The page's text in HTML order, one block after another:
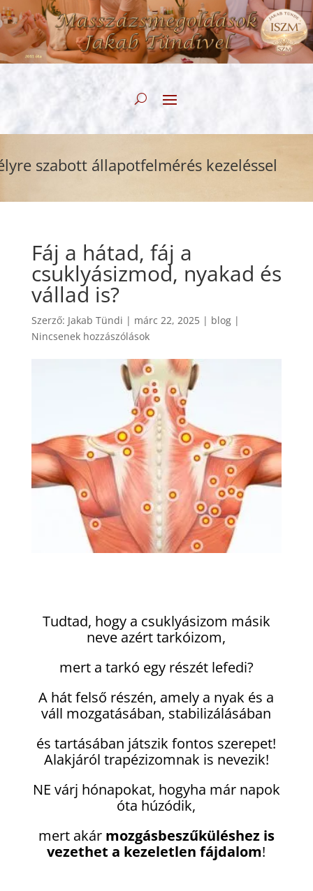
szabott állapotfelmérés kezeléssel
Fáj a hátad, fáj a
csuklyásizmod, nyakad és
vállad is?
Szerző: Jakab Tündi | márc 22, 2025| blog|
Nincsenek hozzászólások
Tudtad, hogy a csuklyásizom másik
neve azért tarkóizom,
mert a tarkó egy részét lefedi?
A hát felső részén, amely a nyak és a
váll mozgatásában, stabilizálásában
és tartásában játszik fontos szerepet!
Alakjáról trapézizomnak is nevezik!
NE várj hónapokat, hogyha már napok
óta húzódik,
mert akár mozgásbeszűküléshez is
vezethet a kezeletlen fájdalom!